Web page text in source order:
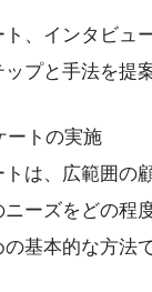
、インタビュ
プと手法を提
ートの実施
は、広範囲の
ーズをどの程
基本的な方法で